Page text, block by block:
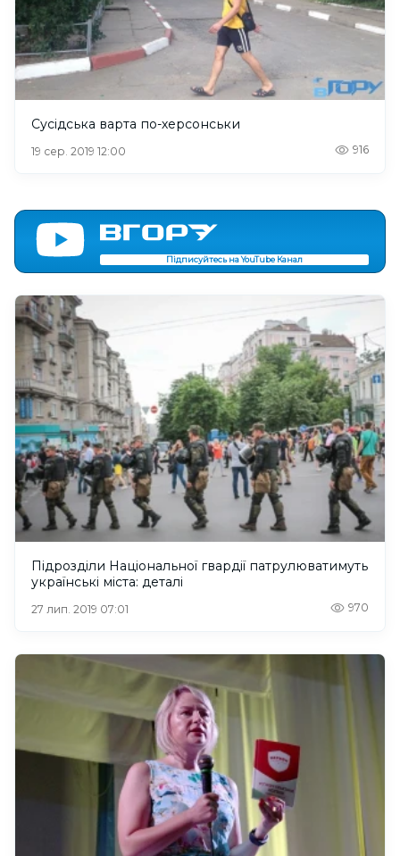
Сусідська варта по-херсонськи
19 сер. 2019 12:00 916
Підписуйтесь на YouTube Канал
Підрозділи Національної гвардії патрулюватимуть
українські міста: деталі
27 лип. 2019 07:01 970